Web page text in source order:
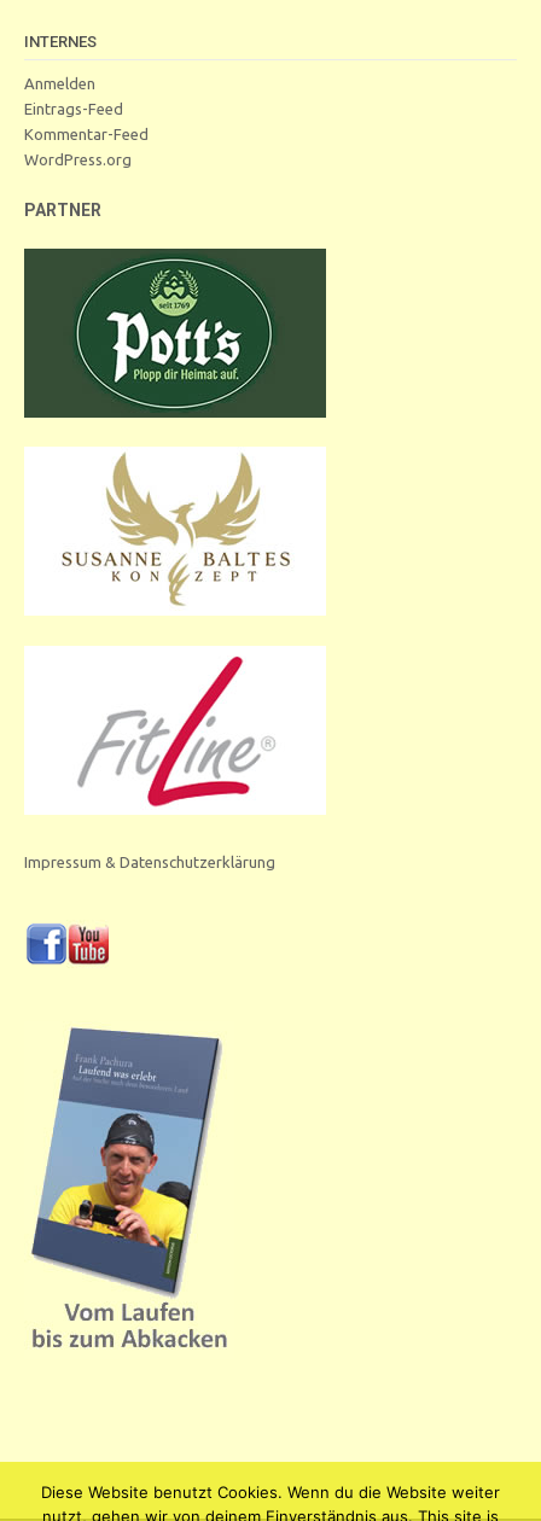
INTERNES
Anmelden
Eintrags-Feed
Kommentar-Feed
WordPress.org
PARTNER
Impressum & Datenschutzerklärung
Diese Website benutzt Cookies. Wenn du die Website weiter
nutzt, gehen wir von deinem Einverständnis aus. This site is